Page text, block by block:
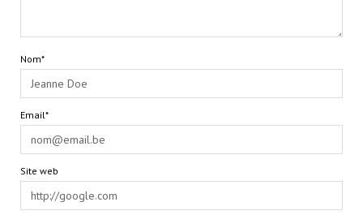
Nom*
Email*
Site web